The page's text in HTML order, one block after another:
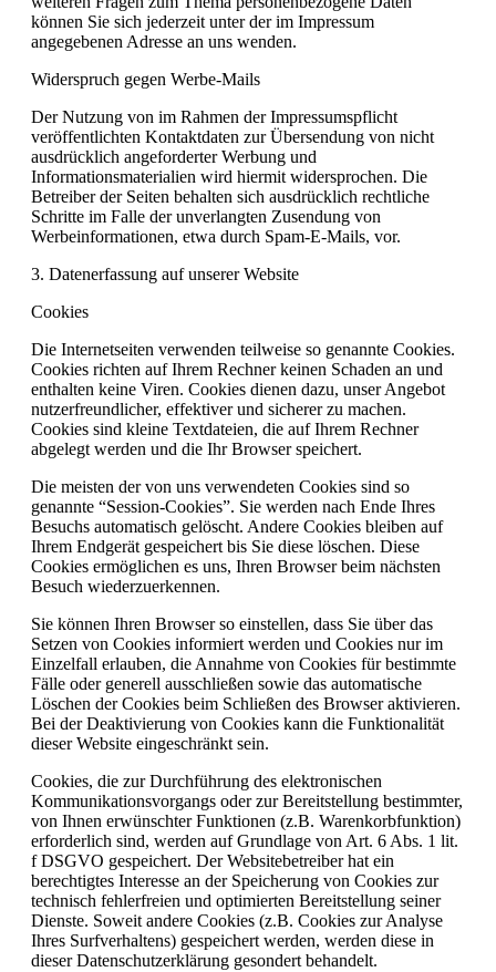
können Sie sich jederzeit unter der im Impressum
angegebenen Adresse an uns wenden.
Widerspruch gegen Werbe-Mails
Der Nutzung von im Rahmen der Impressumspflicht
veröffentlichten Kontaktdaten zur Übersendung von nicht
ausdrücklich angeforderter Werbung und
Informationsmaterialien wird hiermit widersprochen. Die
Betreiber der Seiten behalten sich ausdrücklich rechtliche
Schritte im Falle der unverlangten Zusendung von
Werbeinformationen, etwa durch Spam-E-Mails, vor.
3. Datenerfassung auf unserer Website
Cookies
Die Internetseiten verwenden teilweise so genannte Cookies.
Cookies richten auf Ihrem Rechner keinen Schaden an und
enthalten keine Viren. Cookies dienen dazu, unser Angebot
nutzerfreundlicher, effektiver und sicherer zu machen.
Cookies sind kleine Textdateien, die auf Ihrem Rechner
abgelegt werden und die Ihr Browser speichert.
Die meisten der von uns verwendeten Cookies sind so
genannte “Session-Cookies”. Sie werden nach Ende Ihres
Besuchs automatisch gelöscht. Andere Cookies bleiben auf
Ihrem Endgerät gespeichert bis Sie diese löschen. Diese
Cookies ermöglichen es uns, Ihren Browser beim nächsten
Besuch wiederzuerkennen.
Sie können Ihren Browser so einstellen, dass Sie über das
Setzen von Cookies informiert werden und Cookies nur im
Einzelfall erlauben, die Annahme von Cookies für bestimmte
Fälle oder generell ausschließen sowie das automatische
Löschen der Cookies beim Schließen des Browser aktivieren.
Bei der Deaktivierung von Cookies kann die Funktionalität
dieser Website eingeschränkt sein.
Cookies, die zur Durchführung des elektronischen
Kommunikationsvorgangs oder zur Bereitstellung bestimmter,
von Ihnen erwünschter Funktionen (z.B. Warenkorbfunktion)
erforderlich sind, werden auf Grundlage von Art. 6 Abs. 1 lit.
f DSGVO gespeichert. Der Websitebetreiber hat ein
berechtigtes Interesse an der Speicherung von Cookies zur
technisch fehlerfreien und optimierten Bereitstellung seiner
Dienste. Soweit andere Cookies (z.B. Cookies zur Analyse
Ihres Surfverhaltens) gespeichert werden, werden diese in
dieser Datenschutzerklärung gesondert behandelt.